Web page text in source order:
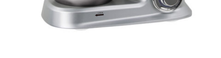
מתנות לחנוכת בית
מתנות למטבח